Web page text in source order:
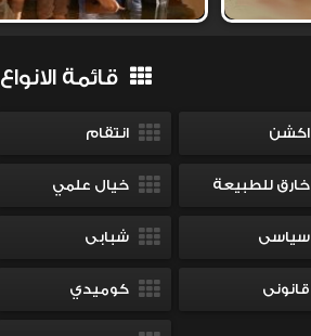
قائمة الانواع
اكشن انتقام
خارق للطبيعة خيال علمي
سياسى شبابى
قانونى كوميدي